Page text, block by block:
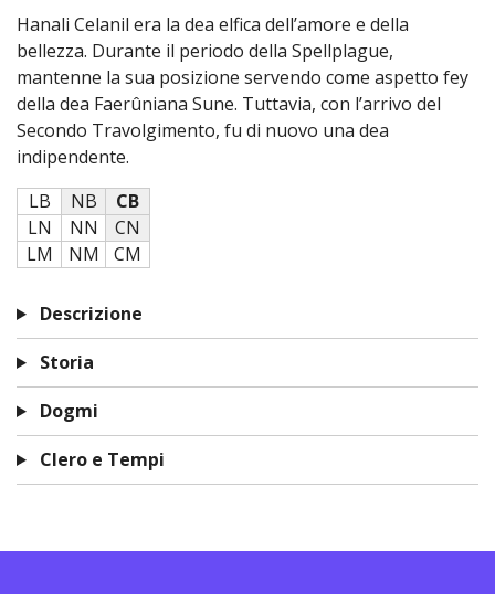
Hanali Celanil era la dea elfica dell’amore e della
bellezza. Durante il periodo della Spellplague,
mantenne la sua posizione servendo come aspetto fey
della dea Faerûniana Sune. Tuttavia, con l’arrivo del
Secondo Travolgimento, fu di nuovo una dea
indipendente.
LB
NB
CB
LN
NN
CN
LM
NM CM
Descrizione
Storia
Dogmi
Clero e Tempi